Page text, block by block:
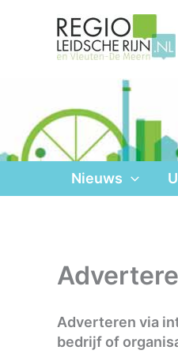
Nieuws
Adverteren via
bedrijf of